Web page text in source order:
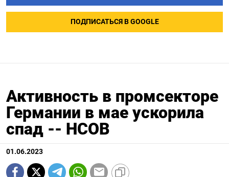
ПОДПИСАТЬСЯ В GOOGLE
Активность в промсекторе
Германии в мае ускорила
спад -- HCOB
01.06.2023